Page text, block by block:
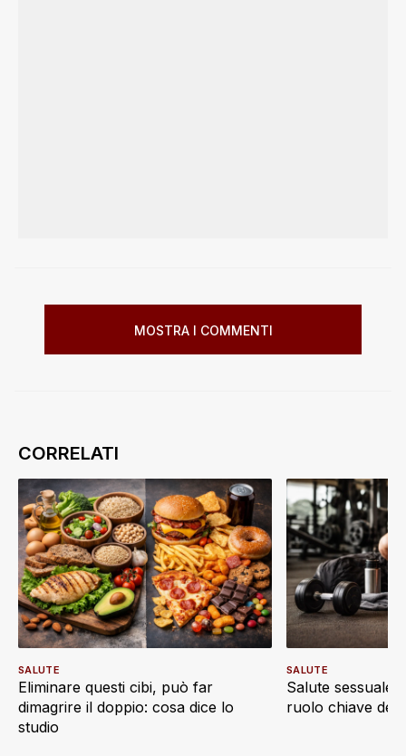
MOSTRA I COMMENTI
Eliminare questi cibi, può far
dimagrire il doppio: cosa dice lo
studio
SALUTE
Salute sessuale
ruolo chiave
SALUTE